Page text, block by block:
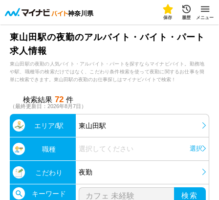
神奈川県
保存 履歴 メニュー
東山田駅の夜勤のアルバイト・バイト・パート
求人情報
東山田駅の夜勤の人気バイト・アルバイト・パートを探すならマイナビバイト。勤務地
や駅、職種等の検索だけではなく、こだわり条件検索を使って夜勤に関するお仕事を簡
単に検索できます。東山田駅の夜勤のお仕事探しはマイナビバイトで検索！
検索結果 72 件
（最終更新日：2026年8月7日）
エリア/駅 東山田駅
職種 選択してください 選択
こだわり 夜勤
キーワード 検索